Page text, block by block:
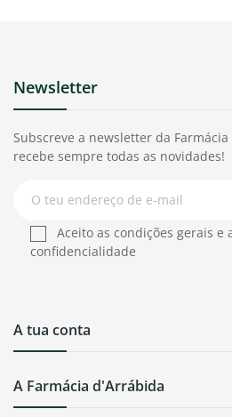
A Farmácia d'Arrábida
A tua conta
Newsletter
Subscreve a newsletter da
recebe sempre todas as novidades!
Aceito as condições gerais e
confidencialidade